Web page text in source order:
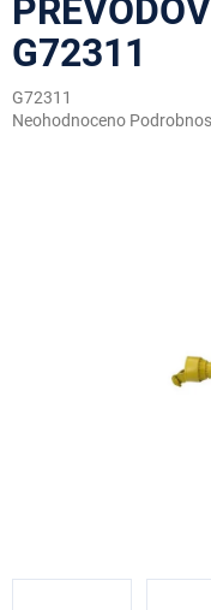
G72311
G72311
Průměrné
Neohodnoceno